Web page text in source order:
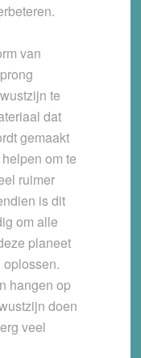
van
te
dat
gemaakt
om te
ruimer
is dit
om alle
planeet
oplossen.
hangen op
doen
veel